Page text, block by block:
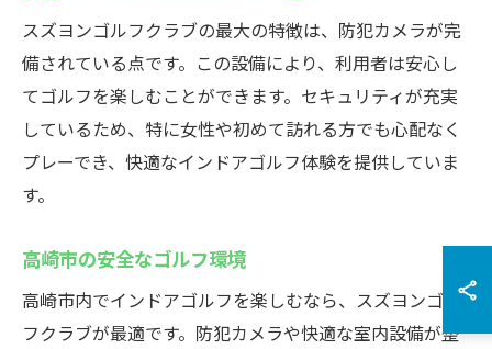
スズヨンゴルフクラブの最大の特徴は、防犯カメラが完
備されている点です。この設備により、利用者は安心し
てゴルフを楽しむことができます。セキュリティが充実
しているため、特に女性や初めて訪れる方でも心配なく
プレーでき、快適なインドアゴルフ体験を提供していま
す。
高崎市の安全なゴルフ環境
高崎市内でインドアゴルフを楽しむなら、スズヨンゴル
フクラブが最適です。防犯カメラや快適な室内設備が整